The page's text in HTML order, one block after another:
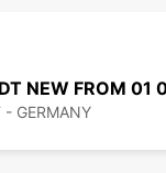
- GERMANY